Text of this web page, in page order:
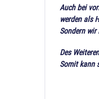
Auch bei
werden als
Sondern
Des
Somit kann